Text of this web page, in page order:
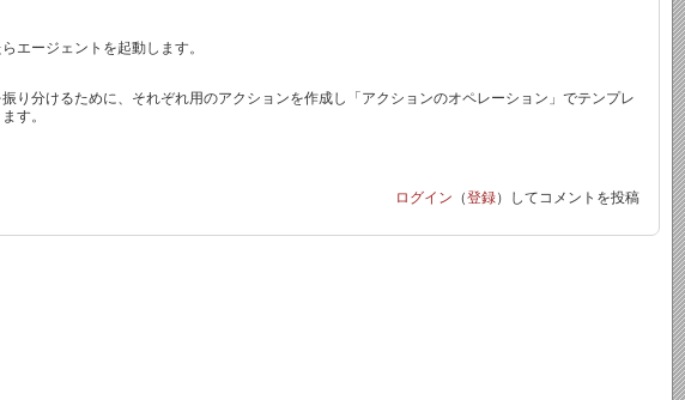
エージェントを起動します。
分けるために、それぞれ用のアクションを作成し「アクションのオペレーション」でテンプレ
す。
ログイン （登録）してコメントを投稿